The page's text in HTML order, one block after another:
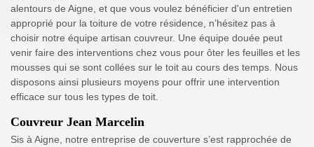
alentours de Aigne, et que vous voulez bénéficier d'un entretien
approprié pour la toiture de votre résidence, n’hésitez pas à
choisir notre équipe artisan couvreur. Une équipe douée peut
venir faire des interventions chez vous pour ôter les feuilles et les
mousses qui se sont collées sur le toit au cours des temps. Nous
disposons ainsi plusieurs moyens pour offrir une intervention
efficace sur tous les types de toit.
Couvreur Jean Marcelin
Sis à Aigne, notre entreprise de couverture s’est rapprochée de